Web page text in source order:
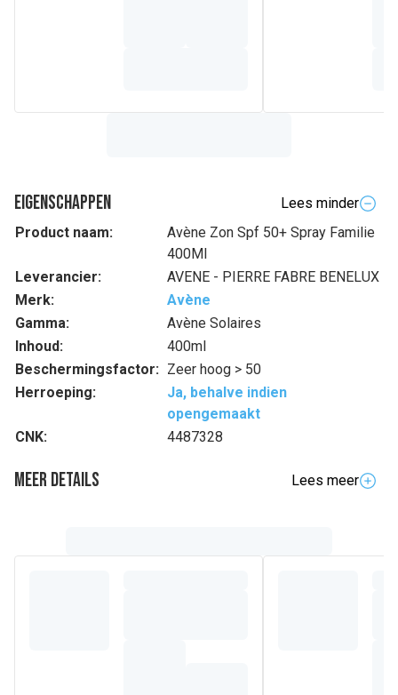
Eigenschappen
Lees minder
Product naam:
Avène Zon Spf 50+ Spray Familie
400Ml
Leverancier:
AVENE - PIERRE FABRE BENELUX
Merk:
Avène
Gamma:
Avène Solaires
Inhoud:
400ml
Beschermingsfactor: Zeer hoog > 50
Herroeping:
Ja, behalve indien
opengemaakt
CNK:
4487328
Meer details
Lees meer
DIISOPROPYL ADIPATE. METHYLENE BIS-